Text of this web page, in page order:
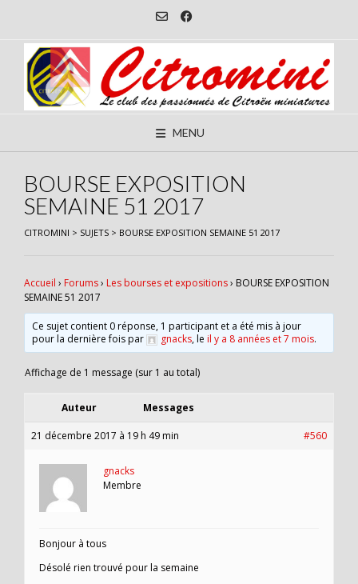
content
MENU
BOURSE EXPOSITION
SEMAINE 51 2017
CITROMINI > SUJETS > BOURSE EXPOSITION SEMAINE 51 2017
Accueil › Forums› Les bourses et expositions› BOURSE EXPOSITION
SEMAINE 51 2017
Ce sujet contient 0 réponse, 1 participant et a été mis à jour
pour la dernière fois par
gnacks, leil y a 8 années et 7 mois.
Affichage de 1 message (sur 1 au total)
Auteur Messages
21 décembre 2017 à 19 h 49 min #560
gnacks
Membre
Bonjour à tous
Désolé rien trouvé pour la semaine